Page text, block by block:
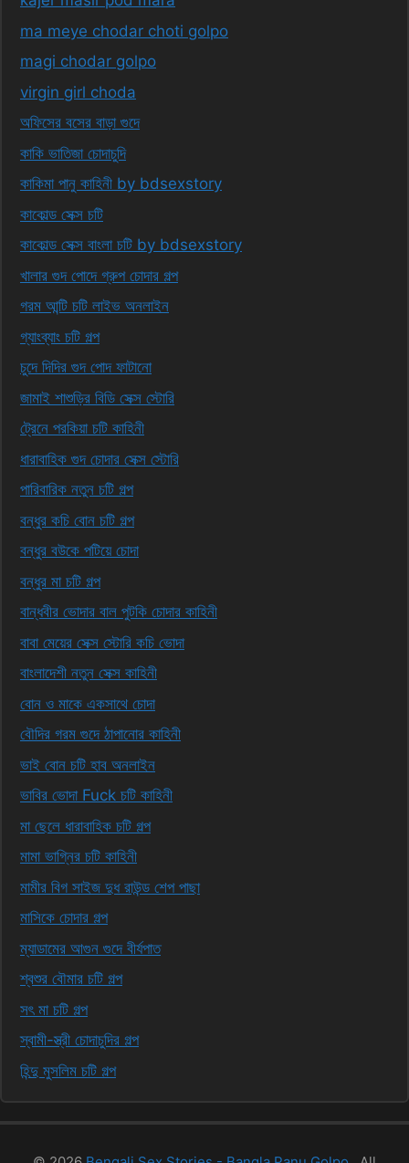
ma meye chodar choti golpo
magi chodar golpo
virgin girl choda
অফিসের বসের বাড়া গুদে
কাকি ভাতিজা চোদাচুদি
কাকিমা পানু কাহিনী by bdsexstory
কাকোল্ড সেক্স চটি
কাকোল্ড সেক্স বাংলা চটি by bdsexstory
খালার গুদ পোদে গ্রুপ চোদার গল্প
গরম আন্টি চটি লাইভ অনলাইন
গ্যাংব্যাং চটি গল্প
চুদে দিদির গুদ পোদ ফাটানো
জামাই শাশুড়ির বিডি সেক্স স্টোরি
ট্রেনে পরকিয়া চটি কাহিনী
ধারাবাহিক গুদ চোদার সেক্স স্টোরি
পারিবারিক নতুন চটি গল্প
বন্ধুর কচি বোন চটি গল্প
বন্ধুর বউকে পটিয়ে চোদা
বন্ধুর মা চটি গল্প
বান্ধবীর ভোদার বাল পুটকি চোদার কাহিনী
বাবা মেয়ের সেক্স স্টোরি কচি ভোদা
বাংলাদেশী নতুন সেক্স কাহিনী
বোন ও মাকে একসাথে চোদা
বৌদির গরম গুদে ঠাপানোর কাহিনী
ভাই বোন চটি হাব অনলাইন
ভাবির ভোদা Fuck চটি কাহিনী
মা ছেলে ধারাবাহিক চটি গল্প
মামা ভাগ্নির চটি কাহিনী
মামীর বিগ সাইজ দুধ রাউন্ড শেপ পাছা
মাসিকে চোদার গল্প
ম্যাডামের আগুন গুদে বীর্যপাত
শ্বশুর বৌমার চটি গল্প
সৎ মা চটি গল্প
স্বামী-স্ত্রী চোদাচুদির গল্প
হিন্দু মুসলিম চটি গল্প